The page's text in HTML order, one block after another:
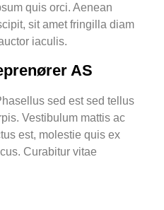
quis orci. Aenean
sit amet fringilla diam
iaculis.
AS
sed est sed tellus
Vestibulum mattis ac
est, molestie quis ex
Curabitur vitae